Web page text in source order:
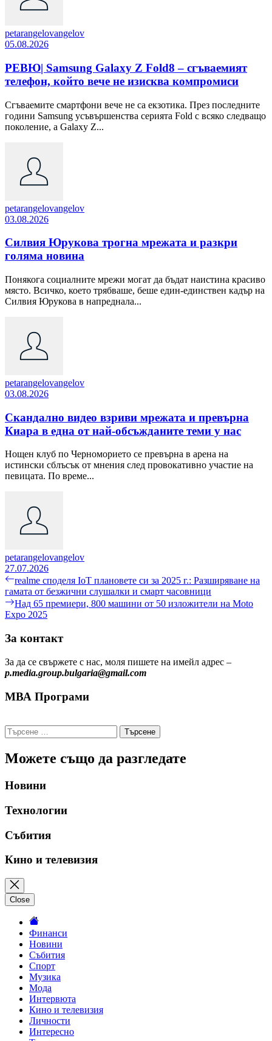
petarangelovangelov
05.08.2026
РЕВЮ| Samsung Galaxy Z Fold8 – сгъваемият
телефон, който вече не изисква компромиси
Сгъваемите смартфони вече не са екзотика. През последните
години Samsung усъвършенства серията Fold с всяко следващо
поколение, а Galaxy Z...
petarangelovangelov
03.08.2026
Силвия Юрукова трогна мрежата и разкри
голяма новина
Понякога социалните мрежи могат да бъдат наистина красиво
място. Всичко, което трябваше, беше един-единствен кадър на
Силвия Юрукова в напреднала...
petarangelovangelov
03.08.2026
Скандално видео взриви мрежата и превърна
Киара в една от най-обсъжданите теми у нас
Нощен клуб по Черноморието се превърна в арена на
истински сблъсък от мнения след провокативно участие на
певицата. По време...
petarangelovangelov
27.07.2026
Навигация
Previous
post:
realme споделя IoT плановете си за 2025 г.: Разширяване на
гамата от безжични слушалки и смарт часовници
Next
post:
Над 65 премиери, 800 машини от 50 изложители на Moto
Expo 2025
За контакт
За да се свържете с нас, моля пишете на имейл адрес –
p.media.group.bulgaria@gmail.com
МВА Програми
Търсене
за:
Можете също да разгледате
Новини
Технологии
Събития
Кино и телевизия
Close
Финанси
Новини
Събития
Спорт
Музика
Мода
Интервюта
Кино и телевизия
Личности
Интересно